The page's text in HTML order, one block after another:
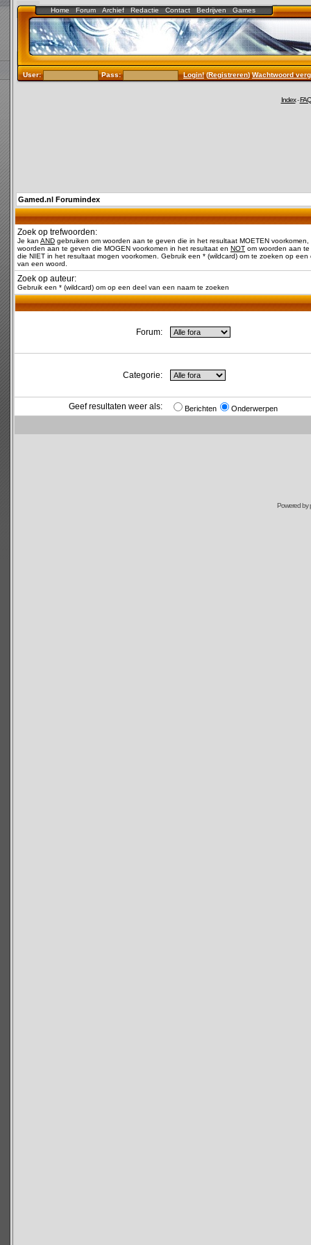
Home Forum Archief Redactie Contact Bedrijven Games
User: Pass: Login!(Registreren)Wachtwoord
Index-FAQ
Gamed.nl Forumindex
Zoek op trefwoorden:
Je kan AND gebruiken om woorden aan te geven die in het resultaat MOETEN voorkomen,
woorden aan te geven die MOGEN voorkomen in het resultaat en NOT om woorden aan
die NIET in het resultaat mogen voorkomen. Gebruik een * (wildcard) om te zoeken op een
van een woord.
Zoek op auteur:
Gebruik een * (wildcard) om op een deel van een naam te zoeken
Forum:
Categorie:
Geef resultaten weer als: Berichten Onderwerpen
Powered by